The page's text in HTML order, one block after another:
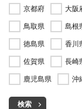
京都府
大阪
鳥取県
島根
徳島県
香川
佐賀県
長崎
鹿児島県
沖
検索